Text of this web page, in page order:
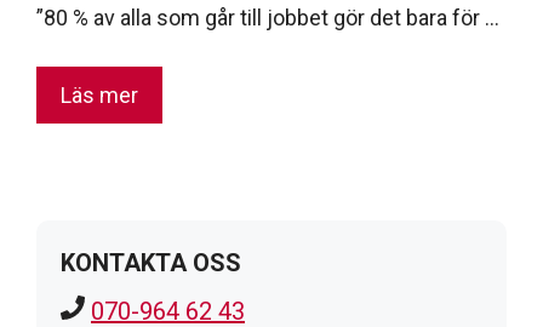
”80 % av alla som går till jobbet gör det bara för …
Läs mer
KONTAKTA OSS
070-964 62 43